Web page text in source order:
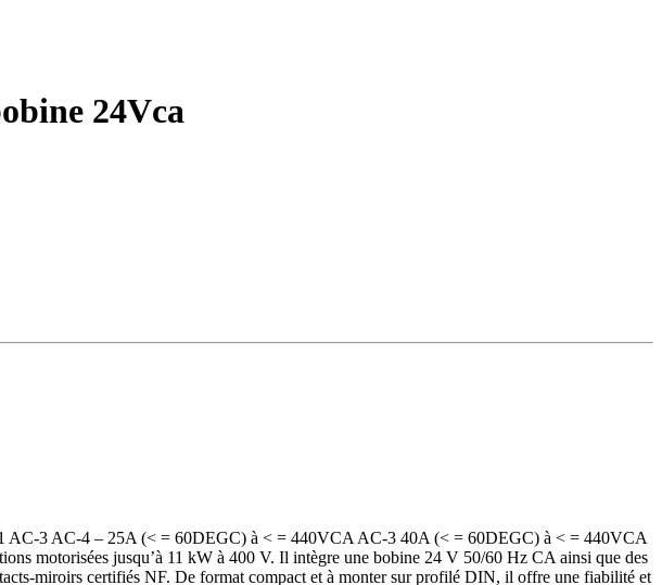
24Vca
AC-3 AC-4 – 25A (< = 60DEGC) à < = 440VCA AC-3 40A (< = 60DEGC) à < = 440VCA
motorisées jusqu’à 11 kW à 400 V. Il intègre une bobine 24 V 50/60 Hz CA ainsi que des
miroirs certifiés NF. De format compact et à monter sur profilé DIN, il offre une fiabilité et